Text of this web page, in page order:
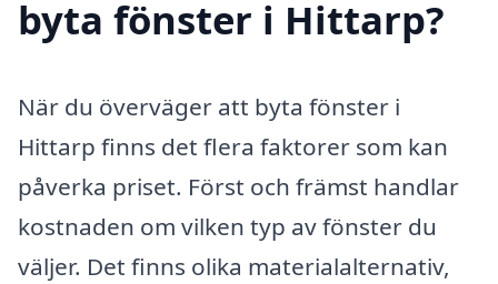
byta fönster i Hittarp?
När du överväger att byta fönster i
Hittarp finns det flera faktorer som kan
påverka priset. Först och främst handlar
kostnaden om vilken typ av fönster du
väljer. Det finns olika materialalternativ,